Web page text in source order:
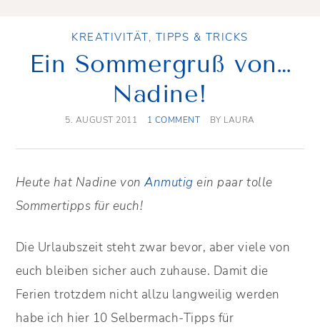
KREATIVITÄT, TIPPS & TRICKS
Ein Sommergruß von…
Nadine!
5. AUGUST 2011 1 COMMENT BY LAURA
Heute hat Nadine vonAnmutig ein paar tolle
Sommertipps für euch!
Die Urlaubszeit steht zwar bevor, aber viele von
euch bleiben sicher auch zuhause. Damit die
Ferien trotzdem nicht allzu langweilig werden
habe ich hier 10 Selbermach-Tipps für